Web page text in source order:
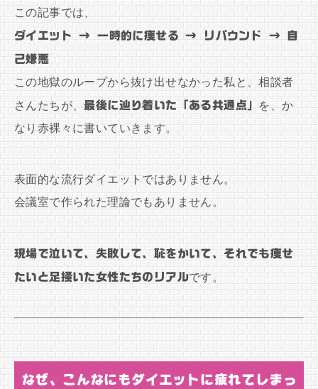
この記事では、
ダイエット → 一時的に痩せる → リバウンド → 自
己嫌悪
この地獄のループから抜け出せなかった私と、相談者
さんたちが、最後に辿り着いた「ある共通点」 を、か
なり赤裸々に書いていきます。
表面的な流行ダイエットではありません。
会議室で作られた理論でもありません。
現場で泣いて、失敗して、恥をかいて、それでも痩せ
たいと足掻いた女性たちのリアルです。
なぜ、こんなにもダイエットに疲れてしまっ